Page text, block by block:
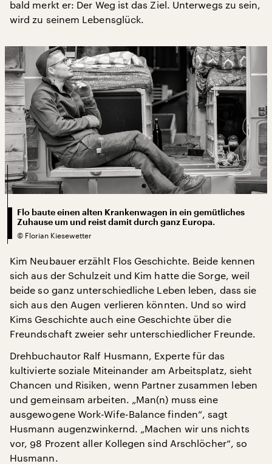
bald merkt er: Der Weg ist das Ziel. Unterwegs zu sein,
wird zu seinem Lebensglück.
Flo baute einen alten Krankenwagen in ein gemütliches
Zuhause um und reist damit durch ganz Europa.
© Florian Kiesewetter
Kim Neubauer erzählt Flos Geschichte. Beide kennen
sich aus der Schulzeit und Kim hatte die Sorge, weil
beide so ganz unterschiedliche Leben leben, dass sie
sich aus den Augen verlieren könnten. Und so wird
Kims Geschichte auch eine Geschichte über die
Freundschaft zweier sehr unterschiedlicher Freunde.
Drehbuchautor Ralf Husmann, Experte für das
kultivierte soziale Miteinander am Arbeitsplatz, sieht
Chancen und Risiken, wenn Partner zusammen leben
und gemeinsam arbeiten. „Man(n) muss eine
ausgewogene Work-Wife-Balance finden“, sagt
Husmann augenzwinkernd. „Machen wir uns nichts
vor, 98 Prozent aller Kollegen sind Arschlöcher“, so
Husmann.